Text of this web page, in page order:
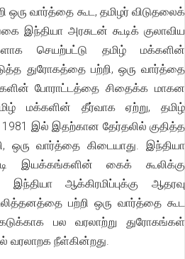
வார்த்தை கூட, தமிழர் விடுதலைக்
இந்தியா அரசுடன் கூடிக் குலாவிய
செயற்பட்டு தமிழ் மக்களின்
துரோகத்தை பற்றி, ஒரு வார்த்தை
போராட்டத்தை சிதைக்க மாகன
மக்களின் தீர்வாக ஏற்று, தமிழ்
இல் இதற்கான தேர்தலில் குதித்த
ஒரு வார்த்தை கிடையாது. இந்தியா
இயக்கங்களின் கைக் கூலிக்கு
ஆக்கிரமிப்புக்கு ஆதரவு
பற்றி ஒரு வார்த்தை கூட
பல வரலாற்று துரோகங்கள்
வரலாறக நீள்கின்றது.